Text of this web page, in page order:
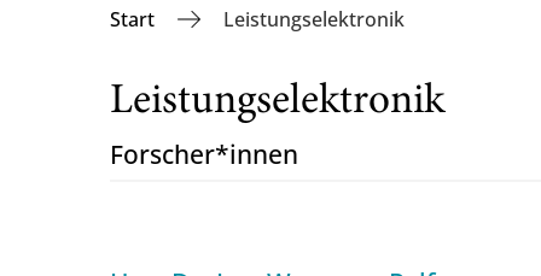
Start Leistungselektronik
Leistungselektronik
Forscher*innen